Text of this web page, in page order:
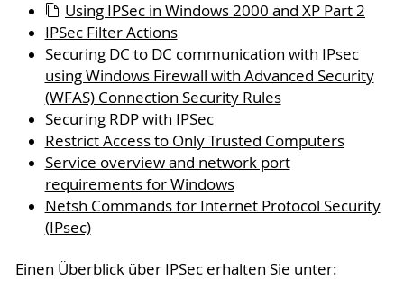
Using IPSec in Windows 2000 and XP Part 2
IPSec Filter Actions
Securing DC to DC communication with IPsec
using Windows Firewall with Advanced Security
(WFAS) Connection Security Rules
Securing RDP with IPSec
Restrict Access to Only Trusted Computers
Service overview and network port
requirements for Windows
Netsh Commands for Internet Protocol Security
(IPsec)
Einen Überblick über IPSec erhalten Sie unter: